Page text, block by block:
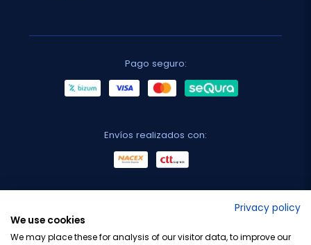
Pago seguro:
Envíos realizados con:
Privacy policy
We use cookies
We may place these for analysis of our visitor data, to improve our